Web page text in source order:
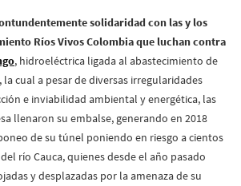
solidaridad con las y los
Ríos Vivos Colombia que luchan contra
, hidroeléctrica ligada al abastecimiento de
cual a pesar de diversas irregularidades
e inviabilidad ambiental y energética, las
llenaron su embalse, generando en 2018
de su túnel poniendo en riesgo a cientos
río Cauca, quienes desde el año pasado
y desplazadas por la amenaza de su